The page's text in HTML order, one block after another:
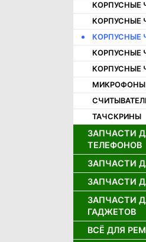
КОРПУСНЫЕ
КОРПУСНЫЕ
КОРПУСНЫЕ
КОРПУСНЫЕ
КОРПУСНЫЕ
МИКРОФОНЫ
ТАЧСКРИНЫ
ЗАПЧАСТИ
ТЕЛЕФОНОВ
ДЖОЙСТИКИ
ТЕЛЕФОНОВ
ДИНАМИКИ
ТЕЛЕФОНОВ
ДИСПЛЕИ
ЗАРЯДНЫЕ
ЗАПЧАСТИ
ДИСПЛЕИ
ЧАСОВ
ЗАПЧАСТИ
ДИСПЛЕИ И
ПЛАНШЕТОВ
ЗАПЧАСТИ
ГАДЖЕТОВ
ЗАПЧАСТИ
ПРИСТАВОК
ВСЁ ДЛЯ